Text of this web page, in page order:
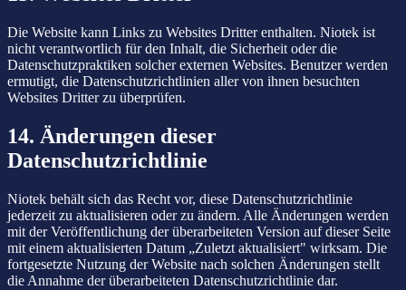
Die Website kann Links zu Websites Dritter enthalten. Niotek ist
nicht verantwortlich für den Inhalt, die Sicherheit oder die
Datenschutzpraktiken solcher externen Websites. Benutzer werden
ermutigt, die Datenschutzrichtlinien aller von ihnen besuchten
Websites Dritter zu überprüfen.
14. Änderungen dieser
Datenschutzrichtlinie
Niotek behält sich das Recht vor, diese Datenschutzrichtlinie
jederzeit zu aktualisieren oder zu ändern. Alle Änderungen werden
mit der Veröffentlichung der überarbeiteten Version auf dieser Seite
mit einem aktualisierten Datum „Zuletzt aktualisiert" wirksam. Die
fortgesetzte Nutzung der Website nach solchen Änderungen stellt
die Annahme der überarbeiteten Datenschutzrichtlinie dar.